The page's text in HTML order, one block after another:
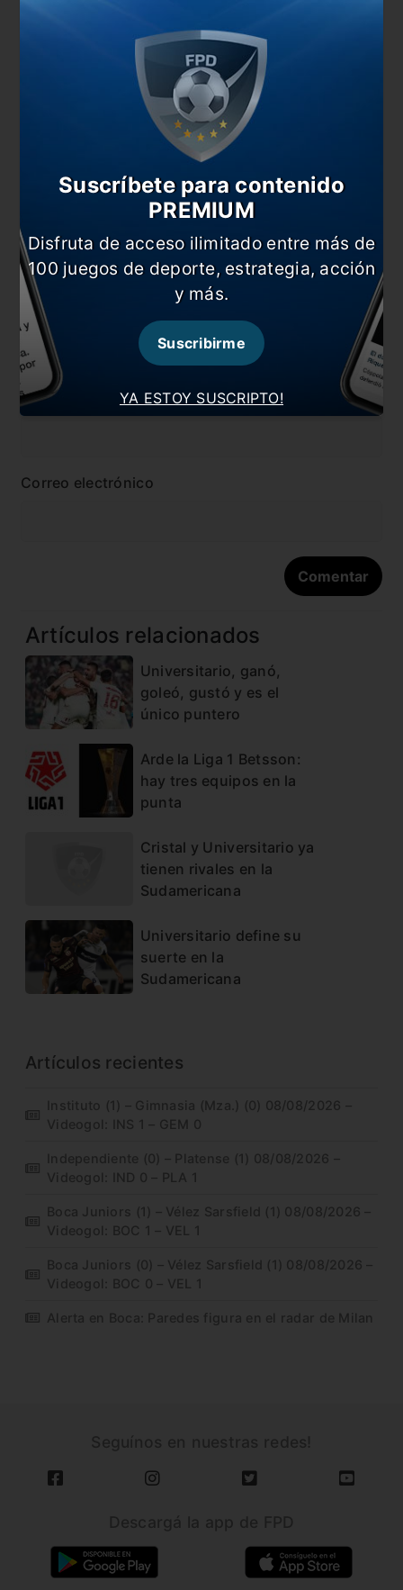
#Internacional
#Sporting Cristal
Comentarios
Dejá tu opinión acá!
Nombre
Correo electrónico
Artículos relacionados
Universitario, ganó,
goleó, gustó y es el
único puntero
Arde la Liga 1 Betsson:
hay tres equipos en la
punta
Cristal y Universitario ya
tienen rivales en la
Sudamericana
Universitario define su
suerte en la
Sudamericana
Artículos recientes
Instituto (1) – Gimnasia (Mza.) (0) 08/08/2026 –
Videogol: INS 1 – GEM 0
Independiente (0) – Platense (1) 08/08/2026 –
Videogol: IND 0 – PLA 1
Boca Juniors (1) – Vélez Sarsfield (1) 08/08/2026 –
Videogol: BOC 1 – VEL 1
Boca Juniors (0) – Vélez Sarsfield (1) 08/08/2026 –
Videogol: BOC 0 – VEL 1
Alerta en Boca: Paredes figura en el radar de Milan
YA ESTOY SUSCRIPTO!
Suscríbete para contenido
PREMIUM
Disfruta de acceso ilimitado entre más de
100 juegos de deporte, estrategia, acción
y más.
Suscribirme